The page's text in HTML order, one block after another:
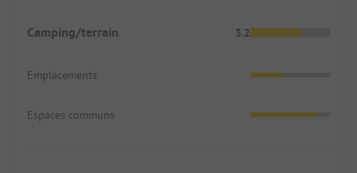
Camping/terrain 3.2
Emplacements
Espaces communs